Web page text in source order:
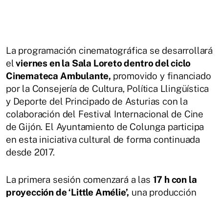
La programación cinematográfica se desarrollará
el viernes en la Sala Loreto dentro del ciclo
Cinemateca Ambulante, promovido y financiado
por la Consejería de Cultura, Política Llingüística
y Deporte del Principado de Asturias con la
colaboración del Festival Internacional de Cine
de Gijón. El Ayuntamiento de Colunga participa
en esta iniciativa cultural de forma continuada
desde 2017.
La primera sesión comenzará a las 17 h con la
proyección de ‘Little Amélie’, una producción